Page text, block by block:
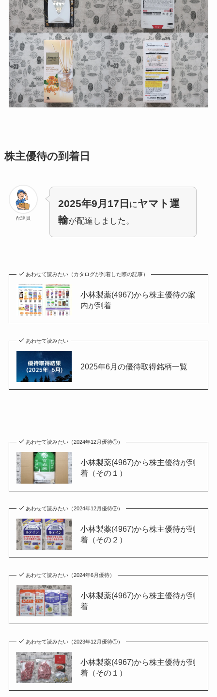
株主優待の到着日
配達員
2025年9月17日 にヤマト運
輸が配達しました。
あわせて読みたい（カタログが到着した際の記事）
小林製薬(4967)から株主優待の案
内が到着
あわせて読みたい
2025年6月の優待取得銘柄一覧
あわせて読みたい（2024年12月優待①）
小林製薬(4967)から株主優待が到
着（その１）
あわせて読みたい（2024年12月優待②）
小林製薬(4967)から株主優待が到
着（その２）
あわせて読みたい（2024年6月優待）
小林製薬(4967)から株主優待が到
着
あわせて読みたい（2023年12月優待①）
小林製薬(4967)から株主優待が到
着（その１）